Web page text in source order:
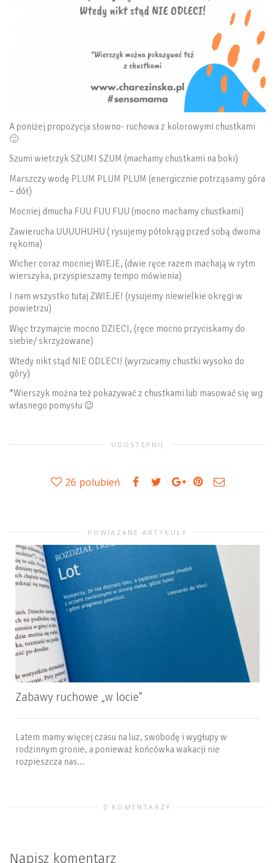
A poniżej propozycja słowno- ruchowa z kolorowymi chustkami
🙂
Szumi wietrzyk SZUMI SZUM (machamy chustkami na boki)
Marszczy wodę PLUM PLUM PLUM (energicznie potrząsamy góra
– dół)
Mocniej dmucha FUU FUU FUU (mocno machamy chustkami)
Zawierucha UUUUHUHU ( rysujemy półokrąg przed sobą dwoma
rękoma)
Wicher coraz mocniej WIEJE, (dwie ręce razem machają w rytm
wierszyka, przyspieszamy tempo mówienia)
I nam wszystko tutaj ZWIEJE! (rysujemy niewielkie okręgi w
powietrzu)
Więc trzymajcie mocno DZIECI, (ręce mocno przyciskamy do
siebie/ skrzyżowane)
Wtedy nikt stąd NIE ODLECI! (wyrzucamy chustki wysoko do
góry)
*Wierszyk można też pokazywać z chustkami lub masować się wg
własnego pomysłu 😉
UDOSTĘPNIJ
26 polubień
POWIĄZANE ARTYKUŁY
Zabawy ruchowe „w locie”
Latem mamy więcej czasu na luz, swobodę i wygłupy w
rodzinnym gronie, a ponieważ końcówka wakacji nie
rozpieszcza nas...
0 KOMENTARZY
Napisz komentarz